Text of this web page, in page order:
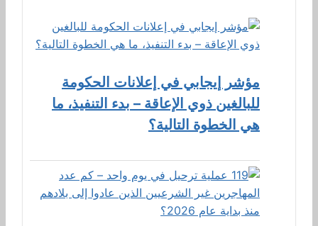
مؤشر إيجابي في إعلانات الحكومة
للبالغين ذوي الإعاقة – بدء التنفيذ، ما
هي الخطوة التالية؟